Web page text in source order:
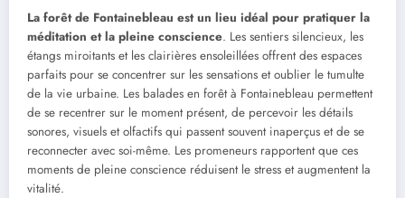
La forêt de Fontainebleau est un lieu idéal pour pratiquer la
méditation et la pleine conscience. Les sentiers silencieux, les
étangs miroitants et les clairières ensoleillées offrent des espaces
parfaits pour se concentrer sur les sensations et oublier le tumulte
de la vie urbaine. Les balades en forêt à Fontainebleau permettent
de se recentrer sur le moment présent, de percevoir les détails
sonores, visuels et olfactifs qui passent souvent inaperçus et de se
reconnecter avec soi-même. Les promeneurs rapportent que ces
moments de pleine conscience réduisent le stress et augmentent la
vitalité.